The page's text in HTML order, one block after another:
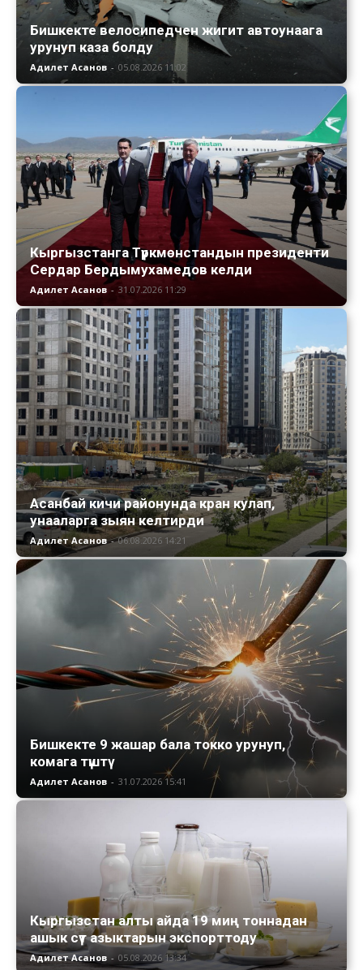
Бишкекте велосипедчен жигит автоунаага
урунуп каза болду
Адилет Асанов - 05.08.2026 11:02
Кыргызстанга Түркмөнстандын президенти
Сердар Бердымухамедов келди
Адилет Асанов - 31.07.2026 11:29
Асанбай кичи районунда кран кулап,
унааларга зыян келтирди
Адилет Асанов - 06.08.2026 14:21
Бишкекте 9 жашар бала токко урунуп,
комага түштү
Адилет Асанов - 31.07.2026 15:41
Кыргызстан алты айда 19 миң тоннадан
ашык сүт азыктарын экспорттоду
Адилет Асанов - 05.08.2026 13:34